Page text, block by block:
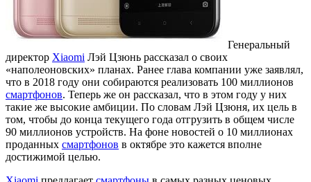
Генеральный
директор Xiaomi Лэй Цзюнь рассказал о своих
«наполеоновских» планах. Ранее глава компании уже заявлял,
что в 2018 году они собираются реализовать 100 миллионов
смартфонов. Теперь же он рассказал, что в этом году у них
такие же высокие амбиции. По словам Лэй Цзюня, их цель в
том, чтобы до конца текущего года отгрузить в общем числе
90 миллионов устройств. На фоне новостей о 10 миллионах
проданных смартфонов в октябре это кажется вполне
достижимой целью.